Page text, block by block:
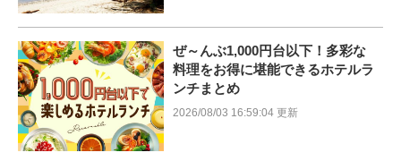
ぜ～んぶ1,000円台以下！多彩な
料理をお得に堪能できるホテルラ
ンチまとめ
2026/08/03 16:59:04 更新